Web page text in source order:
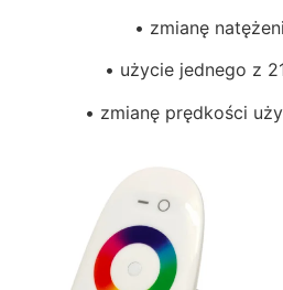
• zmianę
• użycie jednego z
• zmianę prędkości